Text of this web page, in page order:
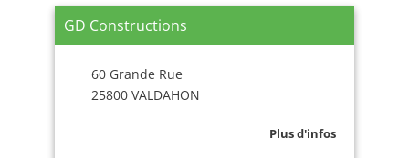
GD Constructions
60 Grande Rue
25800 VALDAHON
Plus d'infos